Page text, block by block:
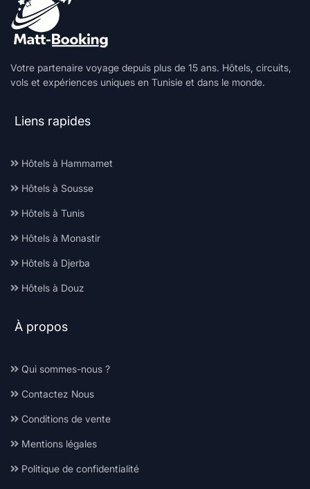
Votre partenaire voyage depuis plus de 15 ans. Hôtels, circuits,
vols et expériences uniques en Tunisie et dans le monde.
Liens rapides
Hôtels à Hammamet
Hôtels à Sousse
Hôtels à Tunis
Hôtels à Monastir
Hôtels à Djerba
Hôtels à Douz
À propos
Qui sommes-nous ?
Contactez Nous
Conditions de vente
Mentions légales
Politique de confidentialité